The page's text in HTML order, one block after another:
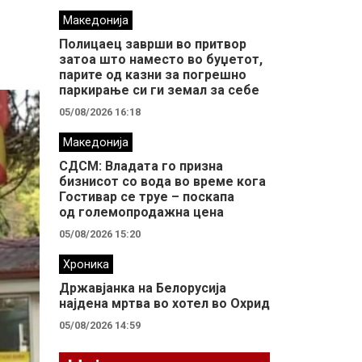
Македонија
Полицаец заврши во притвор
затоа што наместо во буџетот,
парите од казни за погрешно
паркирање си ги земал за себе
05/08/2026 16:18
Македонија
СДСМ: Владата го призна
бизнисот со вода во време кога
Гостивар се труе – поскапа
од големопродажна цена
05/08/2026 15:20
Хроника
Државјанка на Белорусија
најдена мртва во хотел во Охрид
05/08/2026 14:59